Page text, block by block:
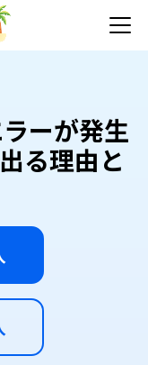
ーが発生
る理由と